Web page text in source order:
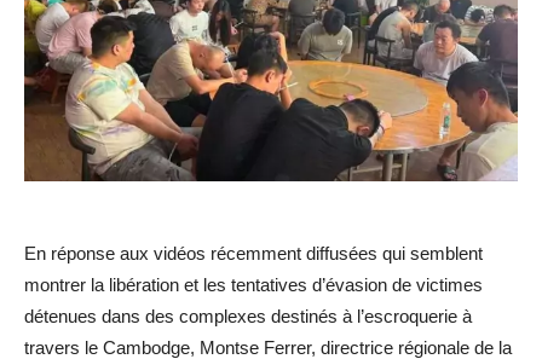
En réponse aux vidéos récemment diffusées qui semblent
montrer la libération et les tentatives d’évasion de victimes
détenues dans des complexes destinés à l’escroquerie à
travers le Cambodge, Montse Ferrer, directrice régionale de la